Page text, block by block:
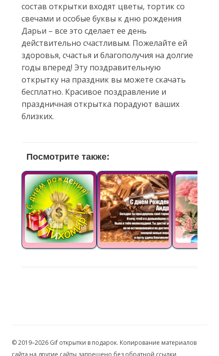
состав открытки входят цветы, тортик со
свечами и особые буквы к дню рождения
Дарьи – все это сделает ее день
действительно счастливым. Пожелайте ей
здоровья, счастья и благополучия на долгие
годы вперед! Эту поздравительную
открытку на праздник вы можете скачать
бесплатно. Красивое поздравление и
праздничная открытка порадуют ваших
близких.
Посмотрите также:
© 2019–2026 Gif открытки в подарок. Копирование материалов
сайта на другие сайты запрещено без обратной ссылки